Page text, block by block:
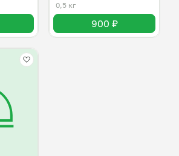
0,5 кг
900 ₽